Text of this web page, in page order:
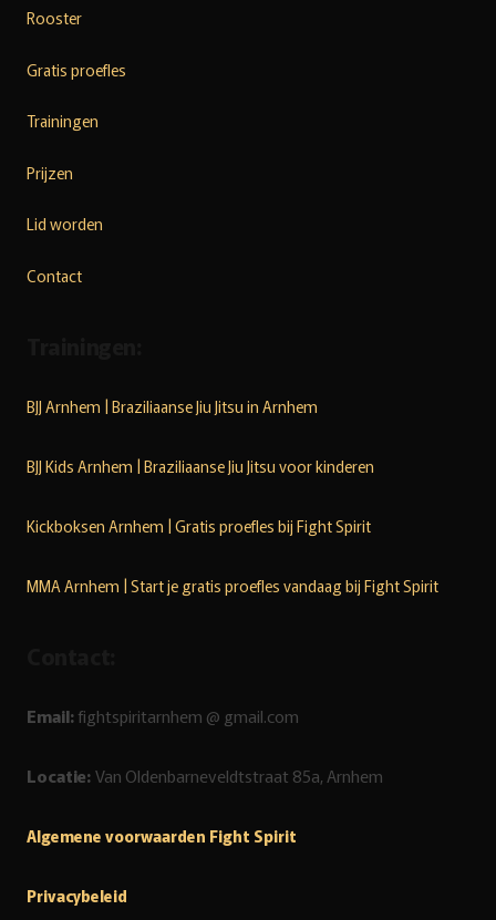
Rooster
Gratis proefles
Trainingen
Prijzen
Lid worden
Contact
BJJ Arnhem | Braziliaanse Jiu Jitsu in Arnhem
BJJ Kids Arnhem | Braziliaanse Jiu Jitsu voor kinderen
Kickboksen Arnhem | Gratis proefles bij Fight Spirit
MMA Arnhem | Start je gratis proefles vandaag bij Fight Spirit
Email:fightspiritarnhem @ gmail.com
Locatie:Van Oldenbarneveldtstraat 85a, Arnhem
Algemene voorwaarden Fight Spirit
Privacybeleid